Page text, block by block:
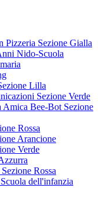
Pizzeria Sezione Gialla
Nido-Scuola
Lilla
Sezione Verde
Amica Bee-Bot Sezione
Rossa
Arancione
Verde
Rossa
dell'infanzia